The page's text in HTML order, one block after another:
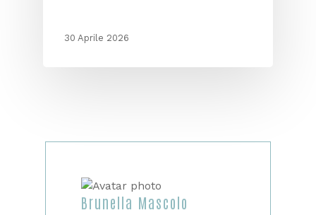
30 Aprile 2026
Brunella Mascolo